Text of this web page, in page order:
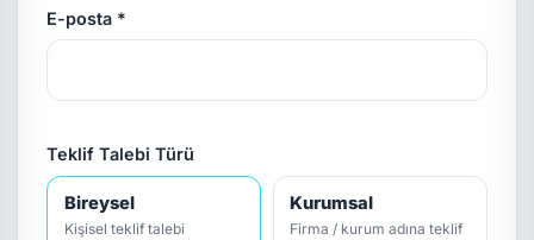
E-posta *
Teklif Talebi Türü
Bireysel
Kişisel teklif talebi
Kurumsal
Firma / kurum adına teklif